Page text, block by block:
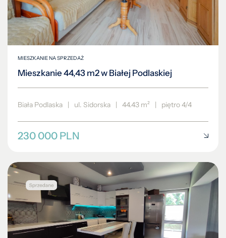
MIESZKANIE NA SPRZEDAŻ
Mieszkanie 44,43 m2 w Białej Podlaskiej
Biała Podlaska | ul. Sidorska | 44.43 m² | piętro 4/4
230 000 PLN